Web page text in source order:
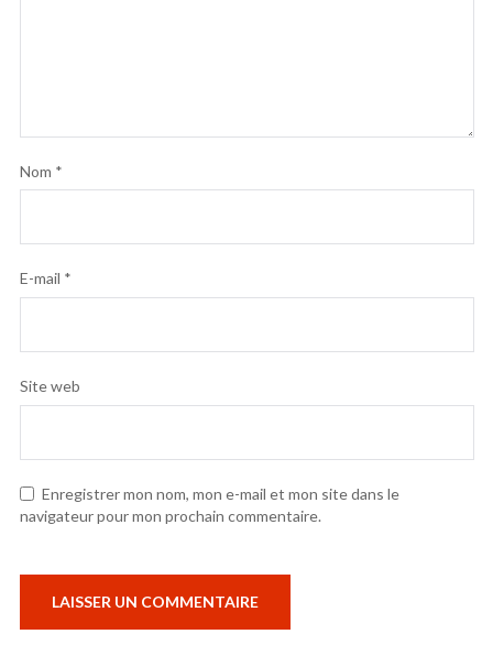
Nom *
E-mail *
Site web
Enregistrer mon nom, mon e-mail et mon site dans le
navigateur pour mon prochain commentaire.